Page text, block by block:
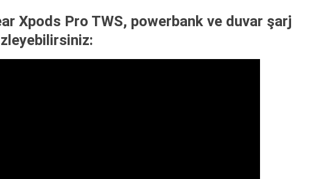
Xpods Pro TWS, powerbank ve duvar şarj